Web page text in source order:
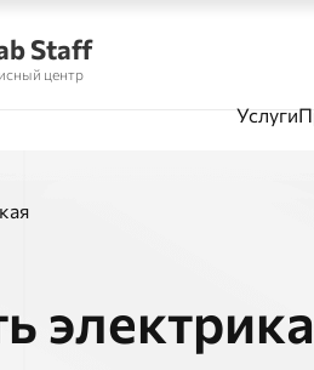
Staff
центр
Услуги